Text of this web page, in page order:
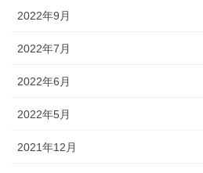
2022年9月
2022年7月
2022年6月
2022年5月
2021年12月